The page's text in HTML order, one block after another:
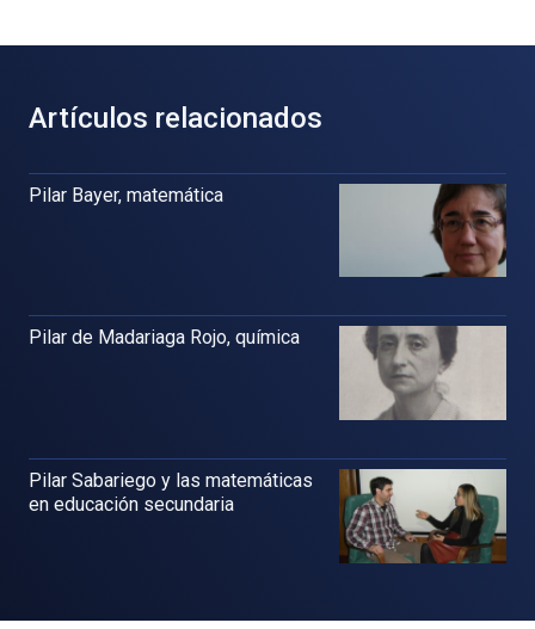
Artículos relacionados
Pilar Bayer, matemática
Pilar de Madariaga Rojo, química
Pilar Sabariego y las matemáticas
en educación secundaria